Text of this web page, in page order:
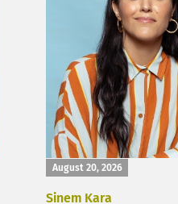
August 20, 2026
Sinem Kara